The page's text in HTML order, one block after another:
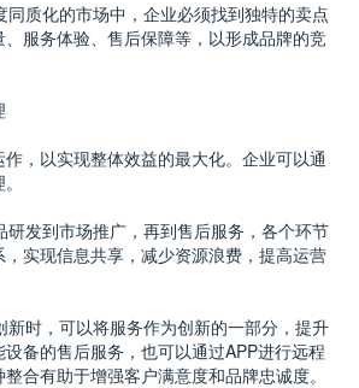
质化的市场中，企业必须找到独特的卖点
、服务体验、售后保障等，以形成品牌的竞
，以实现整体效益的最大化。企业可以通
研发到市场推广，再到售后服务，各个环节
实现信息共享，减少资源浪费，提高运营
新时，可以将服务作为创新的一部分，提升
备的售后服务，也可以通过APP进行远程
合有助于增强客户满意度和品牌忠诚度。